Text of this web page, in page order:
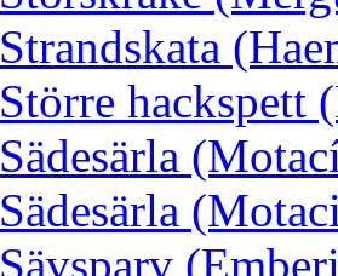
Strandskata
Större hackspett
Sädesärla
Sädesärla
Sävsparv